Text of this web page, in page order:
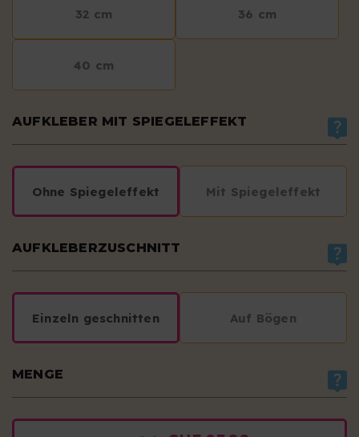
32 cm 36 cm
40 cm
AUFKLEBER MIT SPIEGELEFFEKT
Ohne Spiegeleffekt Mit Spiegeleffekt
AUFKLEBERZUSCHNITT
Einzeln geschnitten Auf Bögen
MENGE